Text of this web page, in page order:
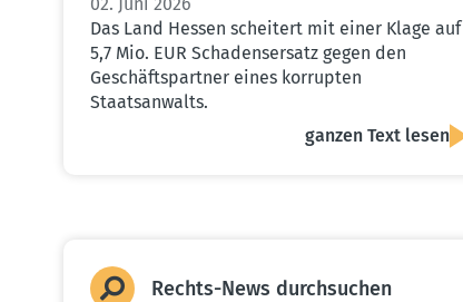
Das Land Hessen scheitert mit einer Klage auf
5,7 Mio. EUR Schadensersatz gegen den
Geschäftspartner eines korrupten
Staatsanwalts.
ganzen Text lesen
Rechts-News durch­suchen